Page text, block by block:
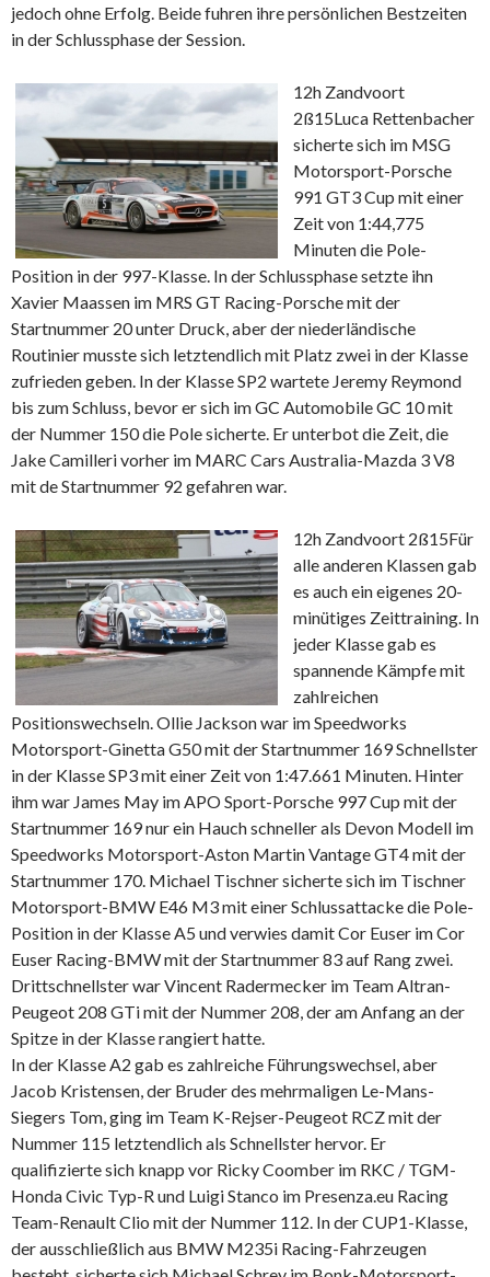
jedoch ohne Erfolg. Beide fuhren ihre persönlichen Bestzeiten
in der Schlussphase der Session.
12h Zandvoort
2ß15Luca Rettenbacher
sicherte sich im MSG
Motorsport-Porsche
991 GT3 Cup mit einer
Zeit von 1:44,775
Minuten die Pole-
Position in der 997-Klasse. In der Schlussphase setzte ihn
Xavier Maassen im MRS GT Racing-Porsche mit der
Startnummer 20 unter Druck, aber der niederländische
Routinier musste sich letztendlich mit Platz zwei in der Klasse
zufrieden geben. In der Klasse SP2 wartete Jeremy Reymond
bis zum Schluss, bevor er sich im GC Automobile GC 10 mit
der Nummer 150 die Pole sicherte. Er unterbot die Zeit, die
Jake Camilleri vorher im MARC Cars Australia-Mazda 3 V8
mit de Startnummer 92 gefahren war.
12h Zandvoort 2ß15Für
alle anderen Klassen gab
es auch ein eigenes 20-
minütiges Zeittraining. In
jeder Klasse gab es
spannende Kämpfe mit
zahlreichen
Positionswechseln. Ollie Jackson war im Speedworks
Motorsport-Ginetta G50 mit der Startnummer 169 Schnellster
in der Klasse SP3 mit einer Zeit von 1:47.661 Minuten. Hinter
ihm war James May im APO Sport-Porsche 997 Cup mit der
Startnummer 169 nur ein Hauch schneller als Devon Modell im
Speedworks Motorsport-Aston Martin Vantage GT4 mit der
Startnummer 170. Michael Tischner sicherte sich im Tischner
Motorsport-BMW E46 M3 mit einer Schlussattacke die Pole-
Position in der Klasse A5 und verwies damit Cor Euser im Cor
Euser Racing-BMW mit der Startnummer 83 auf Rang zwei.
Drittschnellster war Vincent Radermecker im Team Altran-
Peugeot 208 GTi mit der Nummer 208, der am Anfang an der
Spitze in der Klasse rangiert hatte.
In der Klasse A2 gab es zahlreiche Führungswechsel, aber
Jacob Kristensen, der Bruder des mehrmaligen Le-Mans-
Siegers Tom, ging im Team K-Rejser-Peugeot RCZ mit der
Nummer 115 letztendlich als Schnellster hervor. Er
qualifizierte sich knapp vor Ricky Coomber im RKC / TGM-
Honda Civic Typ-R und Luigi Stanco im Presenza.eu Racing
Team-Renault Clio mit der Nummer 112. In der CUP1-Klasse,
der ausschließlich aus BMW M235i Racing-Fahrzeugen